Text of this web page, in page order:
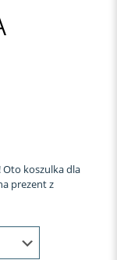
Oto koszulka dla
prezent z